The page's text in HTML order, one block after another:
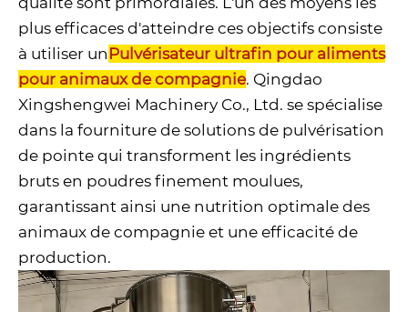
plus efficaces d'atteindre ces objectifs consiste
à utiliser un Pulvérisateur ultrafin pour aliments
pour animaux de compagnie. Qingdao
Xingshengwei Machinery Co., Ltd. se spécialise
dans la fourniture de solutions de pulvérisation
de pointe qui transforment les ingrédients
bruts en poudres finement moulues,
garantissant ainsi une nutrition optimale des
animaux de compagnie et une efficacité de
production.